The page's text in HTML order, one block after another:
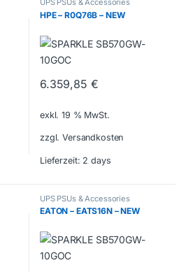
UPS PSUs & Accessories
HPE – R0Q76B – NEW
6.359,85 €
exkl. 19 % MwSt.
zzgl. Versandkosten
Lieferzeit: 2 days
UPS PSUs & Accessories
EATON – EATS16N – NEW